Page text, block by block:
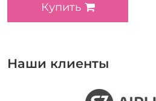
Купить
Наши клиенты